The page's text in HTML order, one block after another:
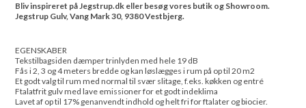
Bliv inspireret på Jegstrup.dk eller besøg vores butik og Showroom.
Jegstrup Gulv, Vang Mark 30, 9380 Vestbjerg.
EGENSKABER
Tekstilbagsiden dæmper trinlyden med hele 19 dB
Fås i 2, 3 og 4 meters bredde og kan løslægges i rum på op til 20 m2
Et godt valg til rum med normal til svær slitage, f.eks. køkken og entré
Ftalatfrit gulv med lave emissioner for et godt indeklima
Lavet af op til 17% genanvendt indhold og helt fri for ftalater og biocier.